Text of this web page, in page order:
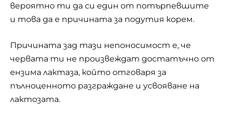
вероятно ти да си един от потърпевшите
и това да е причината за подутия корем.
Причината зад тази непоносимост е, че
червата ти не произвеждат достатъчно от
ензима лактаза, който отговаря за
пълноценното разграждане и усвояване на
лактозата.